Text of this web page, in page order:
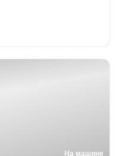
На машине